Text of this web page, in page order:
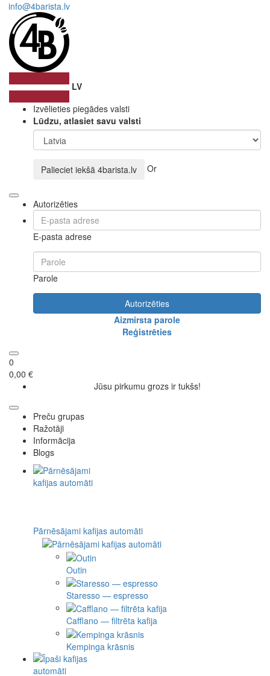
info@4barista.lv
LV
Izvēlieties piegādes valsti
Lūdzu, atlasiet savu valsti
Palieciet iekšā 4barista.lv Or
Autorizēties
E-pasta adrese
Parole
Autorizēties
Aizmirsta parole
Reģistrēties
0
0,00 €
Jūsu pirkumu grozs ir tukšs!
Preču grupas
Ražotāji
Informācija
Blogs
Pārnēsājami kafijas automāti
Outin
Staresso — espresso
Cafflano — filtrēta kafija
Kempinga krāsnis